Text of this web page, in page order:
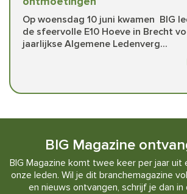
Op woensdag 10 juni kwamen BIG
de sfeervolle E10 Hoeve in Brecht
jaarlijkse Algemene Ledenverg...
BIG Magazine
BIG Magazine komt twee keer per jaar uit
onze leden. Wil je dit branchemagazine
en nieuws ontvangen, schrijf je dan in